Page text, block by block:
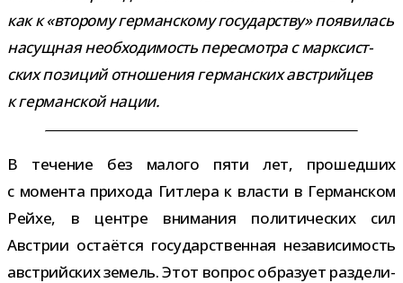
как к «вто­рому гер­ман­скому госу­дар­ству» появи­лась
насущ­ная необ­хо­ди­мость пере­смотра с марк­сист­
ских пози­ций отно­ше­ния гер­ман­ских австрий­цев
к гер­ман­ской нации.
В тече­ние без малого пяти лет, про­шед­ших
с момента при­хода Гитлера к вла­сти в Германском
Рейхе, в цен­тре вни­ма­ния поли­ти­че­ских сил
Австрии оста­ётся госу­дар­ствен­ная неза­ви­си­мость
австрий­ских земель. Этот вопрос обра­зует раз­де­ли­